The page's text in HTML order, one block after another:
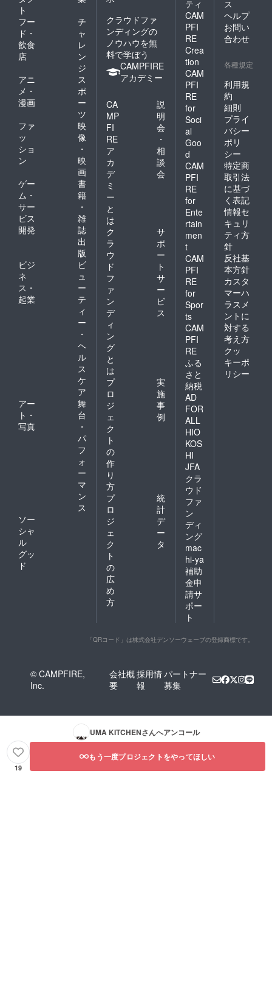
でお求
めの方
は下記
公式HP
からも
ただけ
https://
umakit
chen.jp/
ト
フー
ド・
飲食
店
チ
ャ
レ
ン
ジ
アニ
メ・
漫画
ス
ポ
ー
ツ
ファ
ッ
ショ
ン
映
像
・
映
画
ゲー
ム・
サー
ビス
開発
書
籍
・
雑
誌
出
版
ビジ
ネ
ス・
起業
ビ
ュ
ー
テ
ィ
ー
・
ヘ
ル
ス
ケ
ア
アー
ト・
写真
舞
台
・
パ
フ
ォ
ー
マ
ン
ス
ソー
シャ
ル
グッ
ド
クラウドファ
ンディングの
ノウハウを無
料で学ぼう
CAMPFIRE
アカデミー
CA
MP
FI
RE
ア
カ
デ
ミ
ー
と
は
説
明
会
・
相
談
会
ク
ラ
ウ
ド
フ
ァ
ン
デ
ィ
ン
グ
と
は
サ
ポ
ー
ト
サ
ー
ビ
ス
プ
ロ
ジ
ェ
ク
ト
の
作
り
方
実
施
事
例
プ
ロ
ジ
ェ
ク
ト
の
広
め
方
統
計
デ
ー
タ
ティ
CAM
PFI
RE
Crea
tion
CAM
PFI
RE
for
Soci
al
Goo
d
CAM
PFI
RE
for
Ente
rtain
men
t
CAM
PFI
RE
for
Spor
ts
CAM
PFI
RE
ふる
さと
納税
AD
FOR
ALL
HIO
KOS
HI
JFA
クラ
ウド
ファ
ン
ディ
ング
mac
hi-ya
補助
金申
請サ
ポー
ト
ス
ヘルプ
お問い
合わせ
各種規定
利用規
約
細則
プライ
バシー
ポリ
シー
特定商
取引法
に基づ
く表記
情報セ
キュリ
ティ方
針
反社基
本方針
カスタ
マーハ
ラスメ
ントに
対する
考え方
クッ
キーポ
リシー
「QRコード」は株式会社デンソーウェーブの登録商標です。
© CAMPFIRE,
Inc.
会社概
要
採用情
報
パートナー
募集
UMA KITCHENさんへアンコール
19
もう一度プロジェクトをやってほしい